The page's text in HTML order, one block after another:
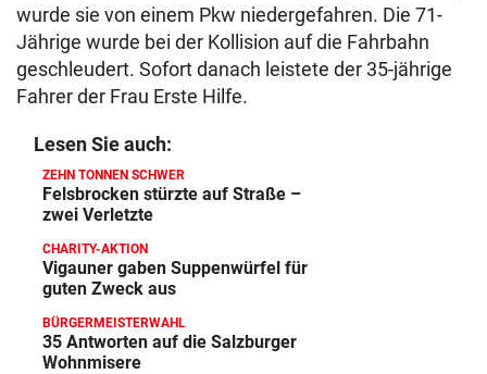
wurde sie von einem Pkw niedergefahren. Die 71-
Jährige wurde bei der Kollision auf die Fahrbahn
geschleudert. Sofort danach leistete der 35-jährige
Fahrer der Frau Erste Hilfe.
Lesen Sie auch:
ZEHN TONNEN SCHWER
Felsbrocken stürzte auf Straße –
zwei Verletzte
CHARITY-AKTION
Vigauner gaben Suppenwürfel für
guten Zweck aus
BÜRGERMEISTERWAHL
35 Antworten auf die Salzburger
Wohnmisere